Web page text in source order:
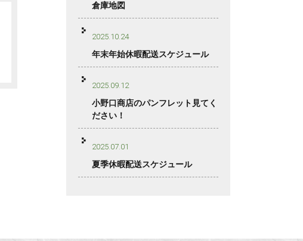
倉庫地図
2025.10.24
年末年始休暇配送スケジュール
2025.09.12
小野口商店のパンフレット見てく
ださい！
2025.07.01
夏季休暇配送スケジュール